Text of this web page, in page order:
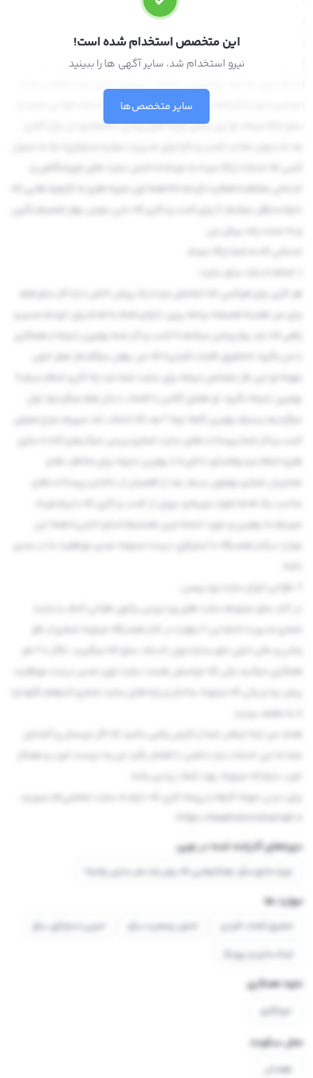
این متخصص استخدام شده است!
نیرو استخدام شد، سایر آگهی ها را ببینید
سایر متخصص‌ها
من کاوه‌ام از سال 96 شروع کردم و وارد فضای آنلاین کسب و کارهای
اینترنتی شدم، تو این مسیر تجربه های زیادی داشتم(شرکت خودمو ثبت
شدم و سئو یادگرفتم) ولی الان به صورت تخصصی خدمات طراحی سایت و
سئو ارائه میدم، تو این مسیر تجربه های زیادی داشتم تو دل بازار آنلاین
کسی که خدمات ارائه میده به مردم «داشتن سایت های فروشگاهی و
خدماتی مختلف» فعالیت کردم حالا همه اون تجربه هارو به کارفرما هایی که
دارم منتقل میکنم، تا برای کسب و کاری که دارن بتونن بهتر تصمیم بگیرن
هر کاری برای هرکسی که انجامش میده یک روش خاص داره کار سئو هم
برای من همینه همیشه برنامه ریزی دارم و قدم به قدم برای خودم مسیر و
راهی که باید برم روشن میکنم تا کسب و کار شما بهترین نتیجه از همکاری
با من بگیره، «تحقیق کلمات کلیدی» که من بهش میگم فاز صفر خیلی
مهمه تو این فاز مشخص میشه برای سایت شما باید چه کاری انجام بدیم تا
بهترین نتیجه بگیره، تو فضای آنلاین با کلمات دنبال هم میگردیم، اول
میگردیم ببینیم بهترین کلمه چیه ؟ بعد که انتخاب شد میریم سراغ معرفی
کسب و کار شما زیرساخت های سایت شمارو بررسی میکنیم و آماده سازی
هارو انجام میدیم«سئو داخلی» تا بهترین نتیجه برای مخاطب ها و
مشتریان شمارو بهشون بدیم، بعد از اطمینان از داشتن زیرساخت های
مناسب یک قدم جلوتر میریم و بیرون از کسب و کاری که داریم فریاد
میزنیم ما بهترین و مورد اعتمادترین هستیم «سئو خارجی» همه این
موارد درکنار همدیگه با استراتژی درست میتونه مسیر موفقیت ما در مسیر
در کنار سئو میتونم سایت های وردپرسی براتون طراحی کنم، یا سایت
شمارو مدیریت کنم این 2 مهارت در کنار همدیگه میتونه شمارو از نظر
همکاری میکنید یکی که حواسش هست سایت توی مسیر درست موفقیت
پیش بره و یکی که میتونه ساختار و پایه های سایت شمارو کنارهم نگهداره
هدف من اینه اینقدر شما از کارمن راضی باشید که اگر دوستان و آشنایان
شما به این خدمات نیاز داشتن با افتخار بگید من یه دوست خوب و همکار
خوب دارم که میتونه بهت کمک زیادی بکنه.
برای دیدن نمونه کارها یا رزومه کاری که دارم به سایت شخصی‌ام سربزنید،
دوره‌های گذرانده شده در نوین
دوره جامع سئو: راهکارهایی که برای رشد هر سایتی واجبه!
مهارت ها
تحقیق کلمات کلیدی تحلیل وضعیت سئو
تدوین استراتژی سئو
لینک‌سازی و رپورتاژ
نحوه همکاری
دورکاری
محل سکونت
همدان